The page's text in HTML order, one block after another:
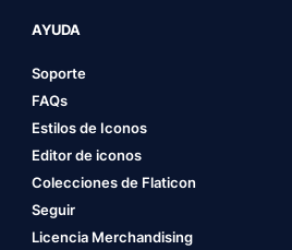
AYUDA
Soporte
FAQs
Estilos de Iconos
Editor de iconos
Colecciones de Flaticon
Seguir
Licencia Merchandising